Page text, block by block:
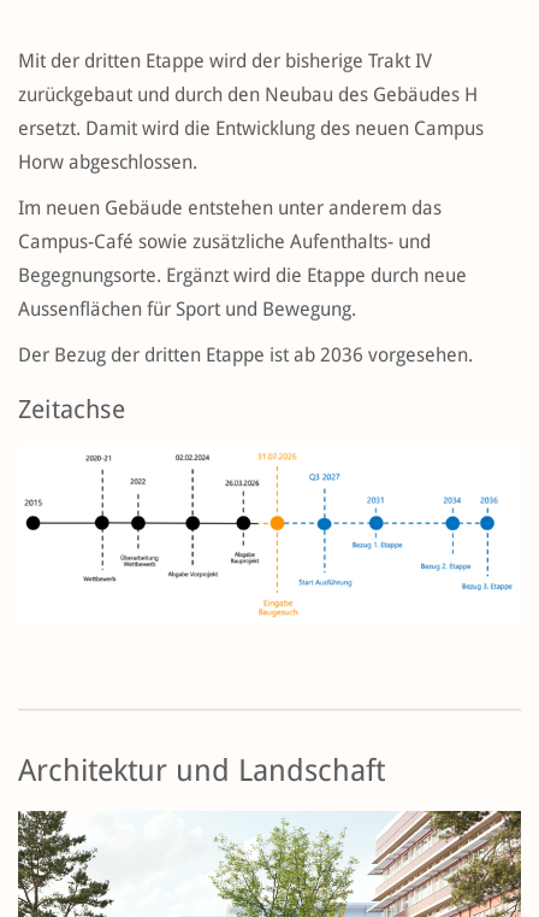
Mit der dritten Etappe wird der bisherige Trakt IV
zurückgebaut und durch den Neubau des Gebäudes H
ersetzt. Damit wird die Entwicklung des neuen Campus
Horw abgeschlossen.
Im neuen Gebäude entstehen unter anderem das
Campus-Café sowie zusätzliche Aufenthalts- und
Begegnungsorte. Ergänzt wird die Etappe durch neue
Aussenflächen für Sport und Bewegung.
Der Bezug der dritten Etappe ist ab 2036 vorgesehen.
Zeitachse
Architektur und Landschaft